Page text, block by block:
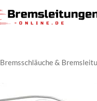
Bremsschläuche &